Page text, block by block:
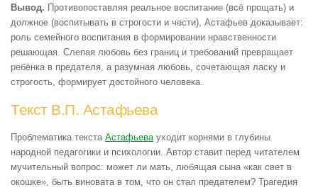
Вывод. Противопоставляя реальное воспитание (всё прощать) и
должное (воспитывать в строгости и чести), Астафьев доказывает:
роль семейного воспитания в формировании нравственности
решающая. Слепая любовь без границ и требований превращает
ребёнка в предателя, а разумная любовь, сочетающая ласку и
строгость, формирует достойного человека.
Текст В.П. Астафьева
Проблематика текста Астафьева уходит корнями в глубины
народной педагогики и психологии. Автор ставит перед читателем
мучительный вопрос: может ли мать, любящая сына «как свет в
окошке», быть виновата в том, что он стал предателем? Трагедия